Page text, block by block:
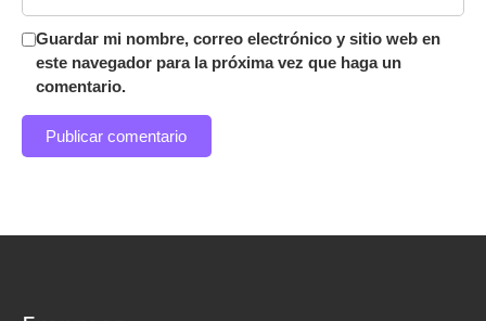
Guardar mi nombre, correo electrónico y sitio web en
este navegador para la próxima vez que haga un
comentario.